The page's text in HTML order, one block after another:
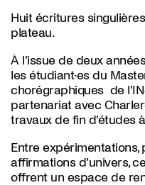
Huit écritures
plateau.
À l’issue de deux
les étudiant·es du
chorégraphiques de
partenariat avec
travaux de fin d’études
Entre expérimentations,
affirmations d’univers,
offrent un espace de